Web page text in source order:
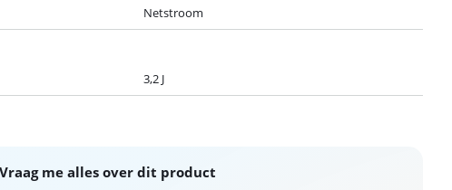
Netstroom
3,2 J
Vraag me alles over dit product